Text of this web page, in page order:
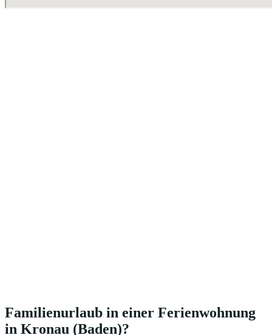
Familienurlaub in einer Ferienwohnung
in Kronau (Baden)?